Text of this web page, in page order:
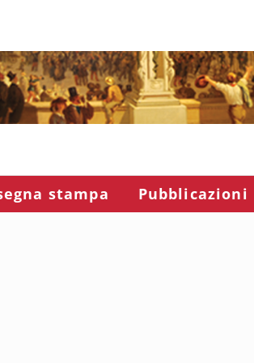
stampa Pubblicazioni